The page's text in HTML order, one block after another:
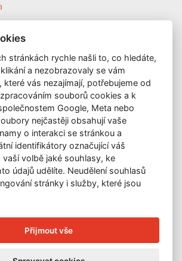
děl
523 739
stránkách rychle našli to, co hledáte,
a nezobrazovaly se vám
které vás nezajímají, potřebujeme od
souborů cookies a k
Google, Meta nebo
nejčastěji obsahují vaše
o interakci se stránkou a
identifikátory označující váš
vaší volbě jaké souhlasy, ke
údajů udělíte. Neudělení souhlasů
stránky i služby, které jsou
Přijmout vše